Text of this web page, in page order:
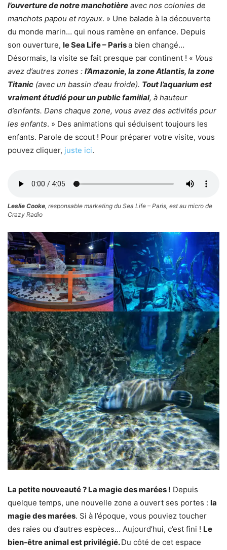
l’ouverture de notre manchotière avec nos colonies de
manchots papou et royaux. » Une balade à la découverte
du monde marin… qui nous ramène en enfance. Depuis
son ouverture, le Sea Life – Parisa bien changé…
Désormais, la visite se fait presque par continent ! « Vous
avez d’autres zones : l’Amazonie, la zone Atlantis, la zone
Titanic (avec un bassin d’eau froide). Tout l’aquarium est
vraiment étudié pour un public familial, à hauteur
d’enfants. Dans chaque zone, vous avez des activités pour
les enfants. » Des animations qui séduisent toujours les
enfants. Parole de scout ! Pour préparer votre visite, vous
pouvez cliquer, juste ici.
Leslie Cooke, responsable marketing du Sea Life – Paris, est au micro de
Crazy Radio
La petite nouveauté ? La magie des marées ! Depuis
quelque temps, une nouvelle zone a ouvert ses portes : la
magie des marées. Si à l’époque, vous pouviez toucher
des raies ou d’autres espèces… Aujourd’hui, c’est fini ! Le
bien-être animal est privilégié.Du côté de cet espace